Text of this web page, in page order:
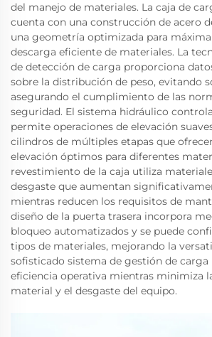
del manejo de materiales. La caja de
cuenta con una construcción de acero
una geometría optimizada para
descarga eficiente de materiales. La
de detección de carga proporciona
sobre la distribución de peso, evitando
asegurando el cumplimiento de las
seguridad. El sistema hidráulico
permite operaciones de elevación
cilindros de múltiples etapas que
elevación óptimos para diferentes
revestimiento de la caja utiliza
desgaste que aumentan
mientras reducen los requisitos de
diseño de la puerta trasera incorpora
bloqueo automatizados y se puede
tipos de materiales, mejorando la
sofisticado sistema de gestión de carga
eficiencia operativa mientras minimiza
material y el desgaste del equipo.